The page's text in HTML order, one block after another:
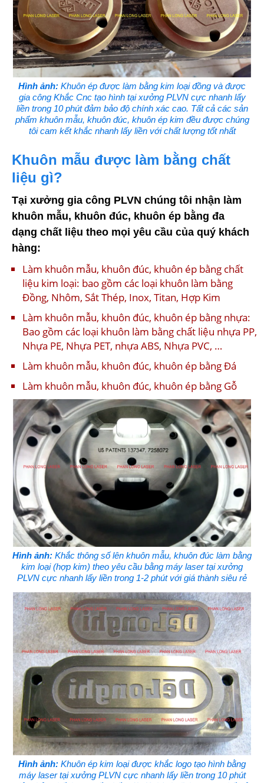
Hình ảnh: Khuôn ép được làm bằng kim loại đồng và được
gia công Khắc Cnc tạo hình tại xưởng PLVN cực nhanh lấy
liền trong 10 phút đảm bảo độ chính xác cao. Tất cả các sản
phẩm khuôn mẫu, khuôn đúc, khuôn ép kim đều được chúng
tôi cam kết khắc nhanh lấy liền với chất lượng tốt nhất
Khuôn mẫu được làm bằng chất
liệu gì?
Tại xưởng gia công PLVN chúng tôi nhận làm
khuôn mẫu, khuôn đúc, khuôn ép bằng đa
dạng chất liệu theo mọi yêu cầu của quý khách
hàng:
Làm khuôn mẫu, khuôn đúc, khuôn ép bằng chất
liệu kim loại: bao gồm các loại khuôn làm bằng
Đồng, Nhôm, Sắt Thép, Inox, Titan, Hợp Kim
Làm khuôn mẫu, khuôn đúc, khuôn ép bằng nhựa:
Bao gồm các loại khuôn làm bằng chất liệu nhựa PP,
Nhựa PE, Nhựa PET, nhựa ABS, Nhựa PVC, …
Làm khuôn mẫu, khuôn đúc, khuôn ép bằng Đá
Làm khuôn mẫu, khuôn đúc, khuôn ép bằng Gỗ
Hình ảnh: Khắc thông số lên khuôn mẫu, khuôn đúc làm bằng
kim loại (hợp kim) theo yêu cầu bằng máy laser tại xưởng
PLVN cực nhanh lấy liền trong 1-2 phút với giá thành siêu rẻ
Hình ảnh: Khuôn ép kim loại được khắc logo tạo hình bằng
máy laser tại xưởng PLVN cực nhanh lấy liền trong 10 phút